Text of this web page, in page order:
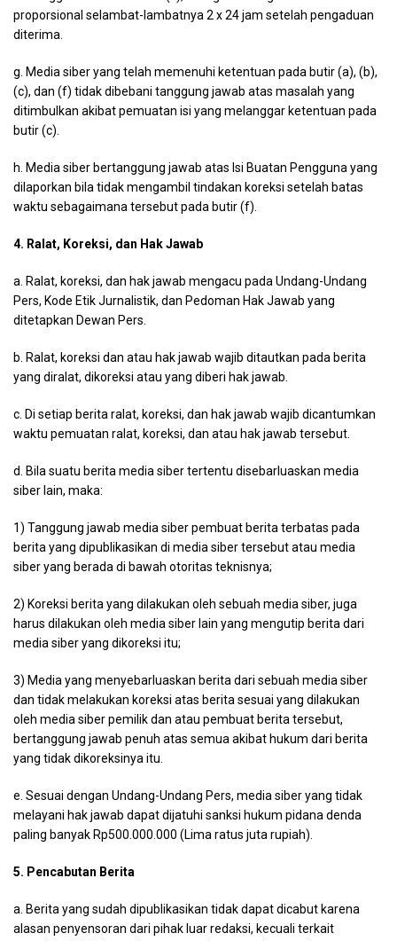
proporsional selambat-lambatnya 2 x 24 jam setelah pengaduan
diterima.
g. Media siber yang telah memenuhi ketentuan pada butir (a), (b),
(c), dan (f) tidak dibebani tanggung jawab atas masalah yang
ditimbulkan akibat pemuatan isi yang melanggar ketentuan pada
butir (c).
h. Media siber bertanggung jawab atas Isi Buatan Pengguna yang
dilaporkan bila tidak mengambil tindakan koreksi setelah batas
waktu sebagaimana tersebut pada butir (f).
4. Ralat, Koreksi, dan Hak Jawab
a. Ralat, koreksi, dan hak jawab mengacu pada Undang-Undang
Pers, Kode Etik Jurnalistik, dan Pedoman Hak Jawab yang
ditetapkan Dewan Pers.
b. Ralat, koreksi dan atau hak jawab wajib ditautkan pada berita
yang diralat, dikoreksi atau yang diberi hak jawab.
c. Di setiap berita ralat, koreksi, dan hak jawab wajib dicantumkan
waktu pemuatan ralat, koreksi, dan atau hak jawab tersebut.
d. Bila suatu berita media siber tertentu disebarluaskan media
siber lain, maka:
1) Tanggung jawab media siber pembuat berita terbatas pada
berita yang dipublikasikan di media siber tersebut atau media
siber yang berada di bawah otoritas teknisnya;
2) Koreksi berita yang dilakukan oleh sebuah media siber, juga
harus dilakukan oleh media siber lain yang mengutip berita dari
media siber yang dikoreksi itu;
3) Media yang menyebarluaskan berita dari sebuah media siber
dan tidak melakukan koreksi atas berita sesuai yang dilakukan
oleh media siber pemilik dan atau pembuat berita tersebut,
bertanggung jawab penuh atas semua akibat hukum dari berita
yang tidak dikoreksinya itu.
e. Sesuai dengan Undang-Undang Pers, media siber yang tidak
melayani hak jawab dapat dijatuhi sanksi hukum pidana denda
paling banyak Rp500.000.000 (Lima ratus juta rupiah).
5. Pencabutan Berita
a. Berita yang sudah dipublikasikan tidak dapat dicabut karena
alasan penyensoran dari pihak luar redaksi, kecuali terkait